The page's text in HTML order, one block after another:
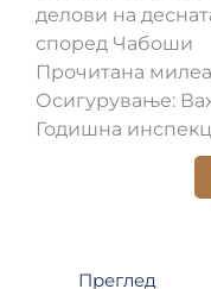
делови на
според Чабоши
Прочитана
Осигурување:
Годишна
Преглед